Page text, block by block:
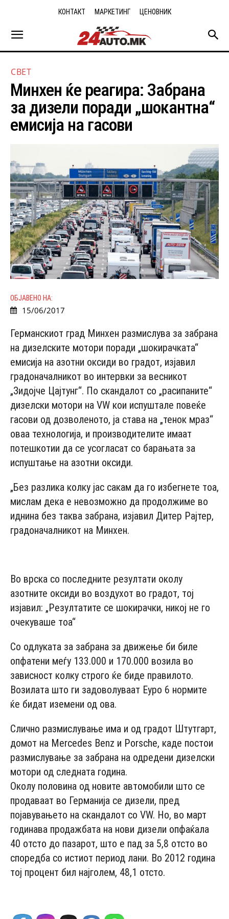
КОНТАКТ МАРКЕТИНГ ЦЕНОВНИК
СВЕТ
Минхен ќе реагира: Забрана
за дизели поради „шокантна“
емисија на гасови
ОБЈАВЕНО НА:
15/06/2017
Германскиот град Минхен размислува за забрана
на дизелските мотори поради „шокирачката“
емисија на азотни оксиди во градот, изјавил
градоначалникот во интервки за весникот
„Зидојче Цајтунг“. По скандалот со „расипаните“
дизелски мотори на VW кои испуштале повеќе
гасови од дозволеното, ја става на „тенок мраз“
оваа технологија, и производителите имаат
потешкотии да се усогласат со барањата за
испуштање на азотни оксиди.
„Без разлика колку јас сакам да го избегнете тоа,
мислам дека е невозможно да продолжиме во
иднина без таква забрана, изјавил Дитер Рајтер,
градоначалникот на Минхен.
Во врска со последните резултати околу
азотните оксиди во воздухот во градот, тој
изјавил: „Резултатите се шокирачки, никој не го
очекуваше тоа“
Со одлуката за забрана за движење би биле
опфатени меѓу 133.000 и 170.000 возила во
зависност колку строго ќе биде правилото.
Возилата што ги задоволуваат Еуро 6 нормите
ќе бидат иземени од ова.
Слично размислување има и од градот Штутгарт,
домот на Mercedes Benz и Porsche, каде постои
размислување за забрана на одредени дизелски
мотори од следната година.
Околу половина од новите автомобили што се
продаваат во Германија се дизели, пред
појавувањето на скандалот со VW. Но, во март
годинава продажбата на нови дизели опфаќала
40 отсто до пазарот, што е пад за 5,8 отсто во
споредба со истиот период лани. Во 2012 година
тој процент бил најголем, 48,1 отсто.